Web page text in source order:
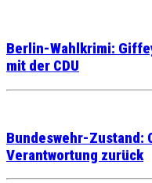
Berlin-Wahlkrimi:
mit der CDU
Bundeswehr-Zustand:
Verantwortung zurück